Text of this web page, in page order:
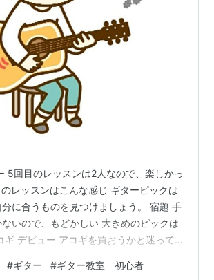
5回目のレッスンは2人なので、楽しかっ
レッスンはこんな感じ ギターピックは
に合うものを見つけましょう。 宿題 手
いので、もどかしい 大きめのピックは
ギ デビュー アコギを買おうかと迷って
の物で、モーリス 当時７万円位だったそ
#ギター #ギター教室 初心者